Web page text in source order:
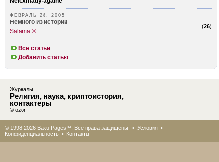
ФЕВРАЛЬ 28, 2005
(26)
Немного из истории
Salama ®
Все статьи
Добавить статью
Журналы
Религия, наука, криптоистория,
контактеры
© ozor
© 1998-2026 Baku Pages™. Все права защищены • Условия •
Конфиденциальность • Контакты